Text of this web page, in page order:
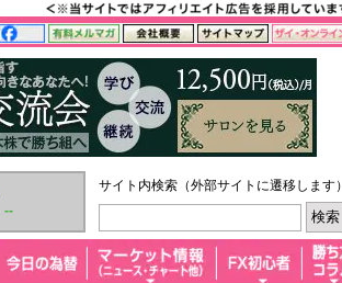
--
サイト内検索（外部サイトに遷移します）